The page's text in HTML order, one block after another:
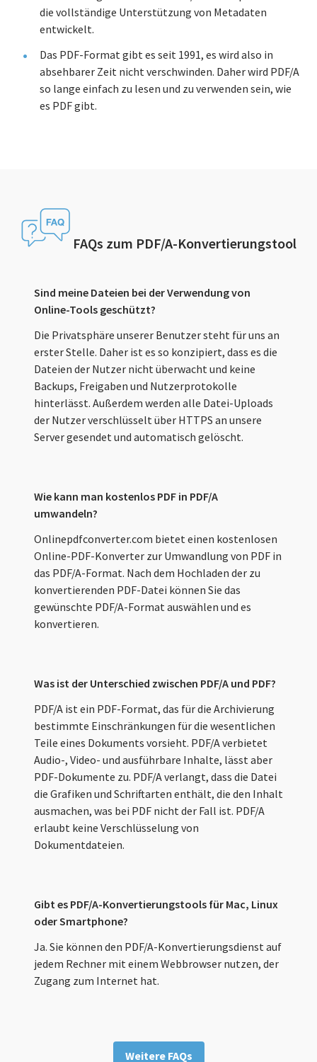
die vollständige Unterstützung von Metadaten
entwickelt.
Das PDF-Format gibt es seit 1991, es wird also in
absehbarer Zeit nicht verschwinden. Daher wird PDF/A
so lange einfach zu lesen und zu verwenden sein, wie
es PDF gibt.
FAQs zum PDF/A-Konvertierungstool
Sind meine Dateien bei der Verwendung von
Online-Tools geschützt?
Die Privatsphäre unserer Benutzer steht für uns an
erster Stelle. Daher ist es so konzipiert, dass es die
Dateien der Nutzer nicht überwacht und keine
Backups, Freigaben und Nutzerprotokolle
hinterlässt. Außerdem werden alle Datei-Uploads
der Nutzer verschlüsselt über HTTPS an unsere
Server gesendet und automatisch gelöscht.
Wie kann man kostenlos PDF in PDF/A
umwandeln?
Onlinepdfconverter.com bietet einen kostenlosen
Online-PDF-Konverter zur Umwandlung von PDF in
das PDF/A-Format. Nach dem Hochladen der zu
konvertierenden PDF-Datei können Sie das
gewünschte PDF/A-Format auswählen und es
konvertieren.
Was ist der Unterschied zwischen PDF/A und PDF?
PDF/A ist ein PDF-Format, das für die Archivierung
bestimmte Einschränkungen für die wesentlichen
Teile eines Dokuments vorsieht. PDF/A verbietet
Audio-, Video- und ausführbare Inhalte, lässt aber
PDF-Dokumente zu. PDF/A verlangt, dass die Datei
die Grafiken und Schriftarten enthält, die den Inhalt
ausmachen, was bei PDF nicht der Fall ist. PDF/A
erlaubt keine Verschlüsselung von
Dokumentdateien.
Gibt es PDF/A-Konvertierungstools für Mac, Linux
oder Smartphone?
Ja. Sie können den PDF/A-Konvertierungsdienst auf
jedem Rechner mit einem Webbrowser nutzen, der
Zugang zum Internet hat.
Weitere FAQs